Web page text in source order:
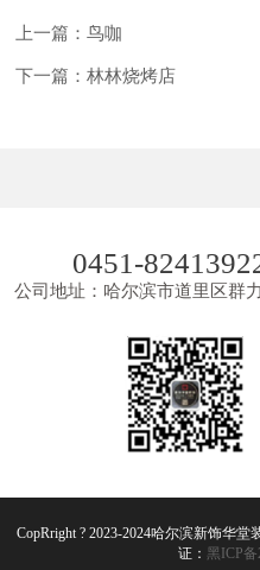
上一篇：鸟咖
下一篇：林林烧烤店
0451-
公司地址：哈尔滨市道里区群
CopRright ? 2023-2024哈尔滨新饰华堂
证： 黑ICP备